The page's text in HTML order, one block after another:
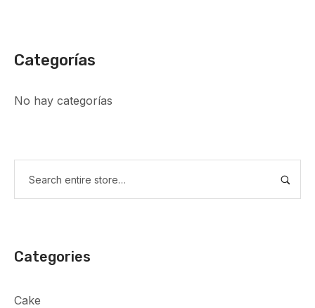
Categorías
No hay categorías
Categories
Cake